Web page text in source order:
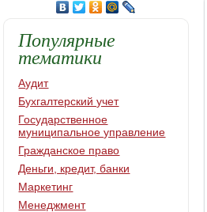
Популярные
тематики
Аудит
Бухгалтерский учет
Государственное
муниципальное управление
Гражданское право
Деньги, кредит, банки
Маркетинг
Менеджмент